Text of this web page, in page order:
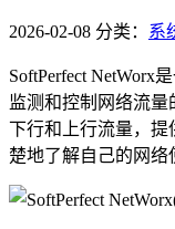
2026-02-08 分类： 系
SoftPerfect NetWorx
监测和控制网络流
下行和上行流量，提
楚地了解自己的网络